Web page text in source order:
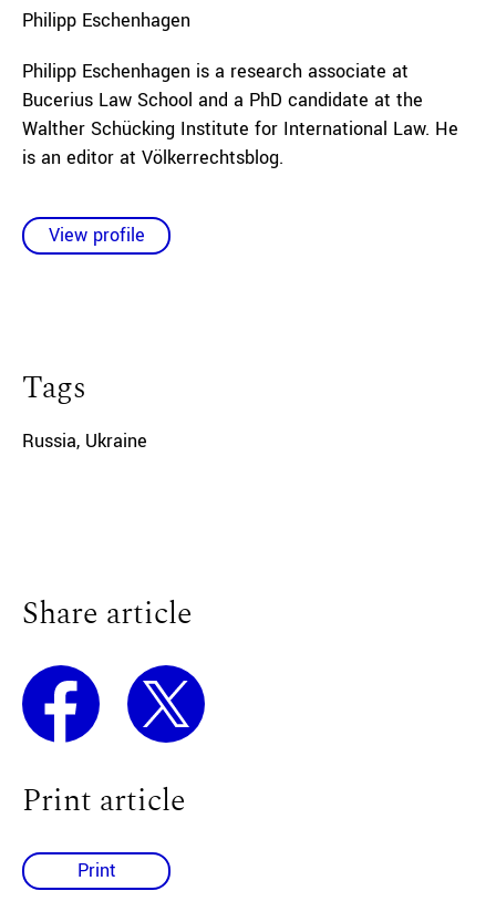
Philipp Eschenhagen
Philipp Eschenhagen is a research associate at
Bucerius Law School and a PhD candidate at the
Walther Schücking Institute for International Law. He
is an editor at Völkerrechtsblog.
View profile
Tags
Russia, Ukraine
Share article
Print article
Print